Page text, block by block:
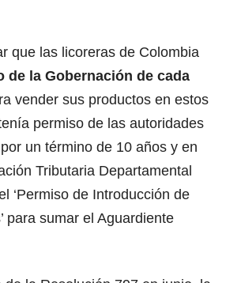
que las licoreras de Colombia
de la Gobernación de cada
vender sus productos en estos
permiso de las autoridades
un término de 10 años y en
Tributaria Departamental
‘Permiso de Introducción de
para sumar el Aguardiente